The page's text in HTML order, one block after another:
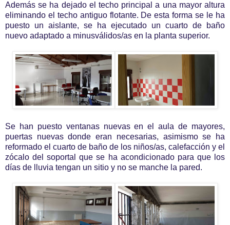
Además se ha dejado el techo principal a una mayor altura
eliminando el techo antiguo flotante. De esta forma se le ha
puesto un aislante, se ha ejecutado un cuarto de baño
nuevo adaptado a minusválidos/as en la planta superior.
Se han puesto ventanas nuevas en el aula de mayores,
puertas nuevas donde eran necesarias, asimismo se ha
reformado el cuarto de baño de los niños/as, calefacción y el
zócalo del soportal que se ha acondicionado para que los
días de lluvia tengan un sitio y no se manche la pared.